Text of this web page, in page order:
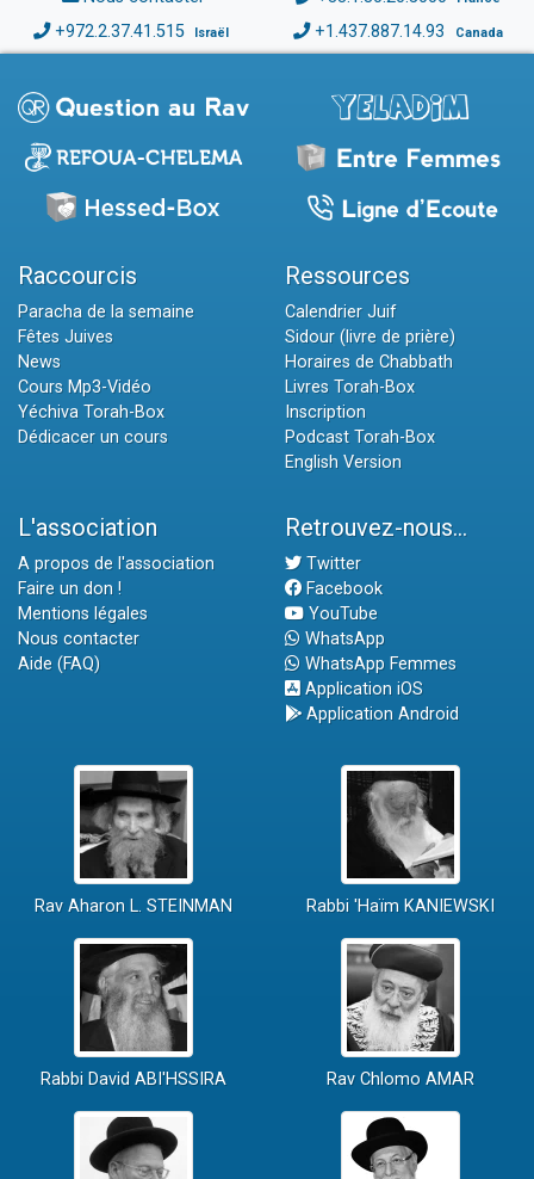
+972.2.37.41.515 Israël +1.437.887.14.93 Canada
Raccourcis
Paracha de la semaine
Fêtes Juives
News
Cours Mp3-Vidéo
Yéchiva Torah-Box
Dédicacer un cours
Ressources
Calendrier Juif
Sidour (livre de prière)
Horaires de Chabbath
Livres Torah-Box
Inscription
Podcast Torah-Box
English Version
L'association
A propos de l'association
Faire un don !
Mentions légales
Nous contacter
Aide (FAQ)
Retrouvez-nous...
Twitter
Facebook
YouTube
WhatsApp
WhatsApp Femmes
Application iOS
Application Android
Rav Aharon L. STEINMAN Rabbi 'Haïm KANIEWSKI
Rabbi David ABI'HSSIRA Rav Chlomo AMAR